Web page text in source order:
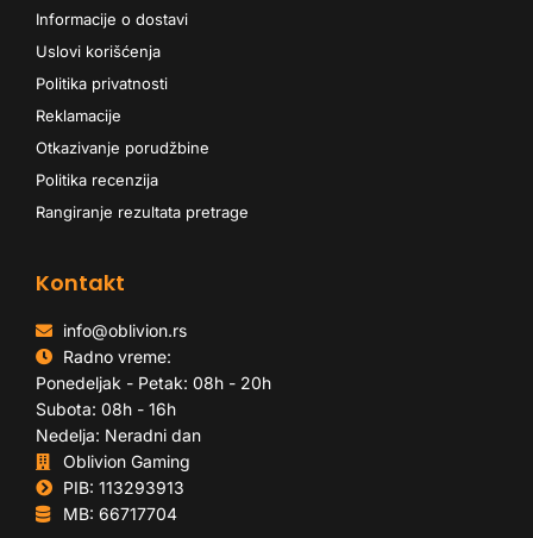
Informacije o dostavi
Uslovi korišćenja
Politika privatnosti
Reklamacije
Otkazivanje porudžbine
Politika recenzija
Rangiranje rezultata pretrage
Kontakt
info@oblivion.rs
Radno vreme:
Ponedeljak - Petak: 08h - 20h
Subota: 08h - 16h
Nedelja: Neradni dan
Oblivion Gaming
PIB: 113293913
MB: 66717704